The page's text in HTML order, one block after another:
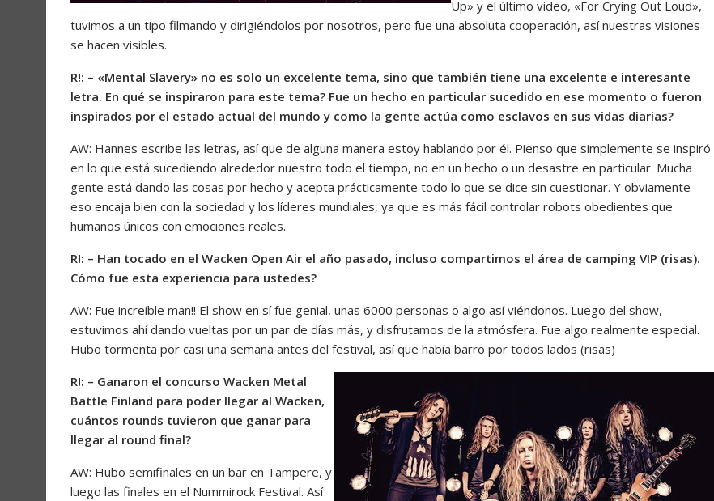
Up» y el último video, «For Crying Out Loud»,
tuvimos a un tipo filmando y dirigiéndolos por nosotros, pero fue una absoluta cooperación, así nuestras visiones
se hacen visibles.
R!: – «Mental Slavery» no es solo un excelente tema, sino que también tiene una excelente e interesante
letra. En qué se inspiraron para este tema? Fue un hecho en particular sucedido en ese momento o fueron
inspirados por el estado actual del mundo y como la gente actúa como esclavos en sus vidas diarias?
AW: Hannes escribe las letras, así que de alguna manera estoy hablando por él. Pienso que simplemente se inspiró
en lo que está sucediendo alrededor nuestro todo el tiempo, no en un hecho o un desastre en particular. Mucha
gente está dando las cosas por hecho y acepta prácticamente todo lo que se dice sin cuestionar. Y obviamente
eso encaja bien con la sociedad y los líderes mundiales, ya que es más fácil controlar robots obedientes que
humanos únicos con emociones reales.
R!: – Han tocado en el Wacken Open Air el año pasado, incluso compartimos el área de camping VIP (risas).
Cómo fue esta experiencia para ustedes?
AW: Fue increíble man!! El show en sí fue genial, unas 6000 personas o algo así viéndonos. Luego del show,
estuvimos ahí dando vueltas por un par de días más, y disfrutamos de la atmósfera. Fue algo realmente especial.
Hubo tormenta por casi una semana antes del festival, así que había barro por todos lados (risas)
R!: – Ganaron el concurso Wacken Metal
Battle Finland para poder llegar al Wacken,
cuántos rounds tuvieron que ganar para
llegar al round final?
AW: Hubo semifinales en un bar en Tampere, y
luego las finales en el Nummirock Festival. Así